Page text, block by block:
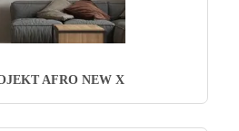
AFRO NEW X